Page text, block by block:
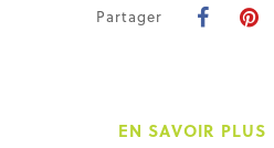
Partager
EN SAVOIR PLUS